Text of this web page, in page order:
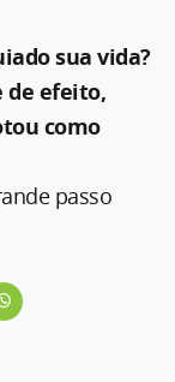
sua vida?
de efeito,
como
passo